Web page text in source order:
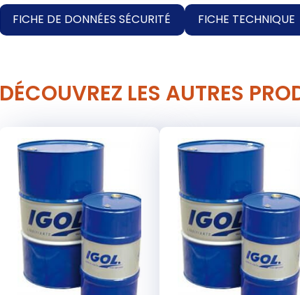
FICHE DE DONNÉES SÉCURITÉ FICHE TECHNIQUE
DÉCOUVREZ LES AUTRES